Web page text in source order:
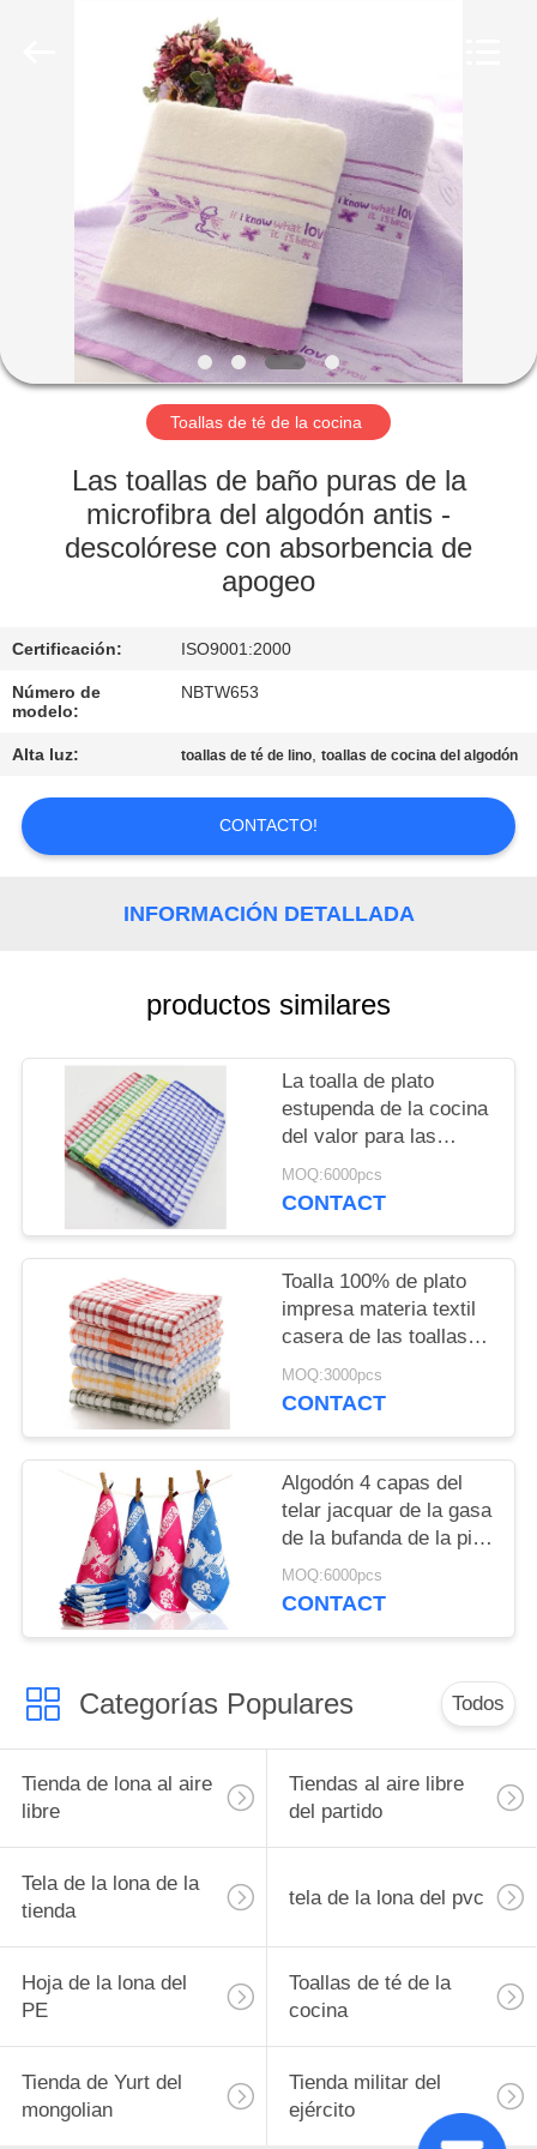
PRODUCTOS
SOBRE
NOSOTROS
VIAJE
FÁBRICA
CALIDAD
ÉNTRENOS
CONTACTO
CON
PRIVACY
POLICY
Toallas de té de la cocina
Las toallas de baño puras de la
microfibra del algodón antis -
descolórese con absorbencia de
apogeo
Certificación: ISO9001:2000
Número de
modelo:
NBTW653
Alta luz: toallas de té de lino,toallas de cocina del algodón
CONTACTO!
INFORMACIÓN DETALLADA
productos similares
La toalla de plato
estupenda de la cocina
del valor para las
toallas de té de
Japón/de los
MOQ:6000pcs
CONTACT
Toalla 100% de plato
impresa materia textil
casera de las toallas
de té de la cocina del
algodón
MOQ:3000pcs
CONTACT
Algodón 4 capas del
telar jacquar de la gasa
de la bufanda de la piel
del agua de la toalla del
niño 12 pedazos por
MOQ:6000pcs
CONTACT
Categorías Populares Todos
Tienda de lona al aire
libre
Tiendas al aire libre
del partido
Tela de la lona de la
tienda
tela de la lona del pvc
Hoja de la lona del
PE
Toallas de té de la
cocina
Tienda de Yurt del
mongolian
Tienda militar del
ejército